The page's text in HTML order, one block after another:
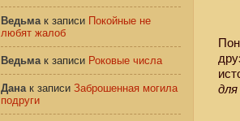
Ведьмак записи Покойные не
любят жалоб
Ведьмак записи Роковые числа
Данак записи Заброшенная могила
подруги